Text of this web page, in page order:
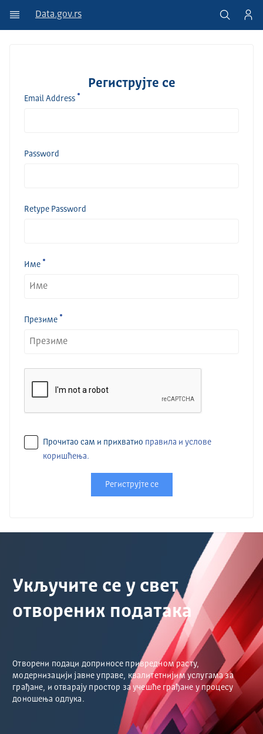
Data.gov.rs
Региструјте се
Email Address
Password
Retype Password
Име
Презиме
Прочитао сам и прихватио правила и услове
коришћења.
Региструјте се
Укључите се у свет
отворених података
Отворени подаци доприносе привредном расту,
модернизацији јавне управе, квалитетнијим услугама за
грађане, и отварају простор за учешће грађане у процесу
доношења одлука.